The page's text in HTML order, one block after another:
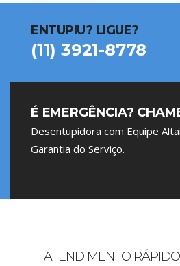
ENTUPIU? LIGUE?
(11) 3921-8778
É EMERGÊNCIA?
Desentupidora com Equipe
Garantia do Serviço.
ATENDIMENTO